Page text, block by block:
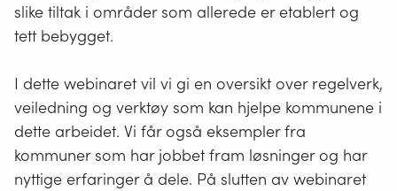
slike tiltak i områder som allerede er etablert og
tett bebygget.
I dette webinaret vil vi gi en oversikt over regelverk,
veiledning og verktøy som kan hjelpe kommunene i
dette arbeidet. Vi får også eksempler fra
kommuner som har jobbet fram løsninger og har
nyttige erfaringer å dele. På slutten av webinaret